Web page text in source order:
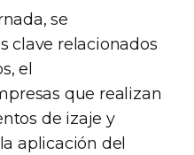
se
clave relacionados
el
que realizan
de izaje y
aplicación del